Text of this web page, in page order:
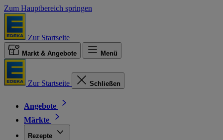
Zum Hauptbereich springen
Zur Startseite
Markt & Angebote Menü
Zur Startseite Schließen
Angebote
Märkte
Rezepte